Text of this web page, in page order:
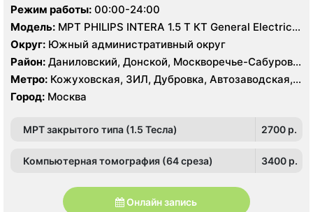
Режим работы: 00:00-24:00
Модель: МРТ PHILIPS INTERA 1.5 T КТ General Electric
LIGHT SPEED 64 среза
Округ: Южный административный округ
Район: Даниловский, Донской, Москворечье-Сабурово,
Нагатино-Садовники, Нагатинский Затон, Нагорный
Метро: Кожуховская, ЗИЛ, Дубровка, Автозаводская,
Нагатинская, Технопарк, Тульская, Угрешская
Город: Москва
МРТ закрытого типа (1.5 Тесла) 2700 p.
Компьютерная томография (64 среза) 3400 p.
Онлайн запись